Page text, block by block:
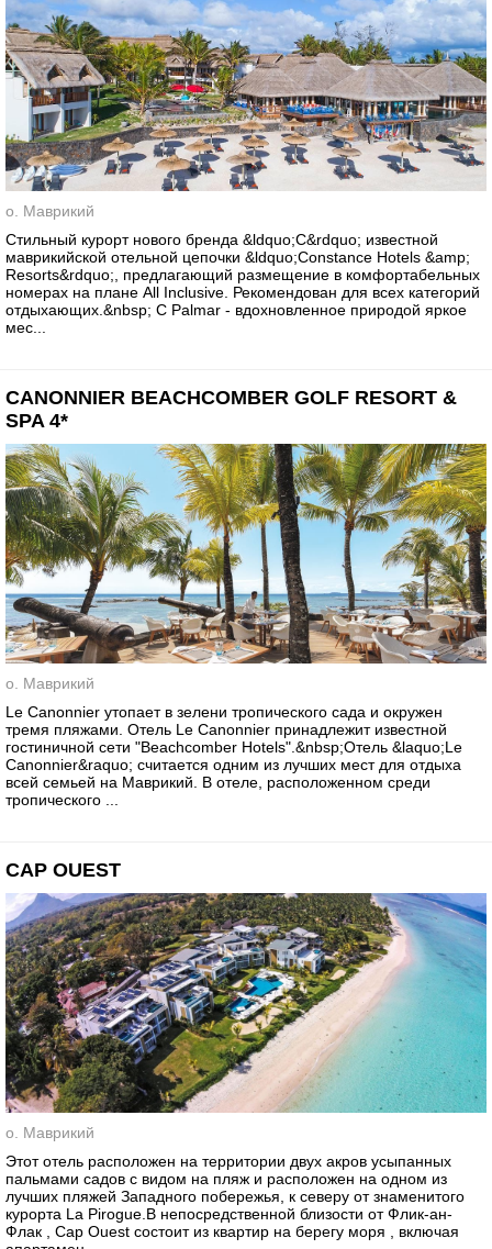
о. Маврикий
Стильный курорт нового бренда &ldquo;C&rdquo; известной
маврикийской отельной цепочки &ldquo;Constance Hotels &amp;
Resorts&rdquo;, предлагающий размещение в комфортабельных
номерах на плане All Inclusive. Рекомендован для всех категорий
отдыхающих.&nbsp; C Palmar - вдохновленное природой яркое
мес...
CANONNIER BEACHCOMBER GOLF RESORT &
SPA 4*
о. Маврикий
Le Canonnier утопает в зелени тропического сада и окружен
тремя пляжами. Отель Le Canonnier принадлежит известной
гостиничной сети "Beachcomber Hotels".&nbsp;Отель &laquo;Le
Canonnier&raquo; считается одним из лучших мест для отдыха
всей семьей на Маврикий. В отеле, расположенном среди
тропического ...
CAP OUEST
о. Маврикий
Этот отель расположен на территории двух акров усыпанных
пальмами садов с видом на пляж и расположен на одном из
лучших пляжей Западного побережья, к северу от знаменитого
курорта La Pirogue.В непосредственной близости от Флик-ан-
Флак , Cap Ouest состоит из квартир на берегу моря , включая